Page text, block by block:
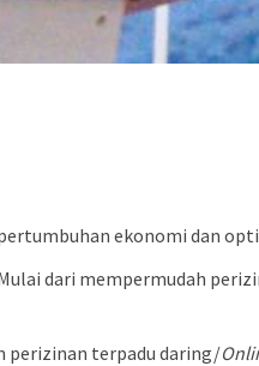
ekonomi dan
dari mempermudah
perizinan terpadu daring/